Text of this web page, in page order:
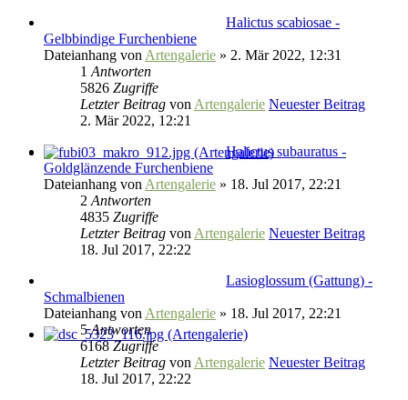
Halictus scabiosae -
Gelbbindige Furchenbiene
Dateianhang von Artengalerie » 2. Mär 2022, 12:31
1 Antworten
5826 Zugriffe
Letzter Beitrag von Artengalerie Neuester Beitrag
2. Mär 2022, 12:21
Halictus subauratus -
Goldglänzende Furchenbiene
Dateianhang von Artengalerie » 18. Jul 2017, 22:21
2 Antworten
4835 Zugriffe
Letzter Beitrag von Artengalerie Neuester Beitrag
18. Jul 2017, 22:22
Lasioglossum (Gattung) -
Schmalbienen
Dateianhang von Artengalerie » 18. Jul 2017, 22:21
5Antworten
6168Zugriffe
Letzter Beitrag von Artengalerie Neuester Beitrag
18. Jul 2017, 22:22